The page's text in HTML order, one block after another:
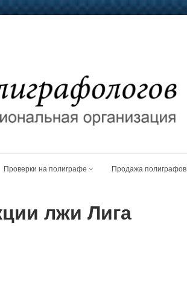
Проверки на полиграфе Продажа полиграфов
лжи Лига